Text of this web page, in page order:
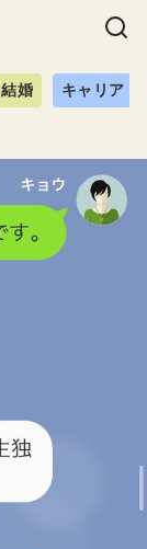
結婚 キャリア